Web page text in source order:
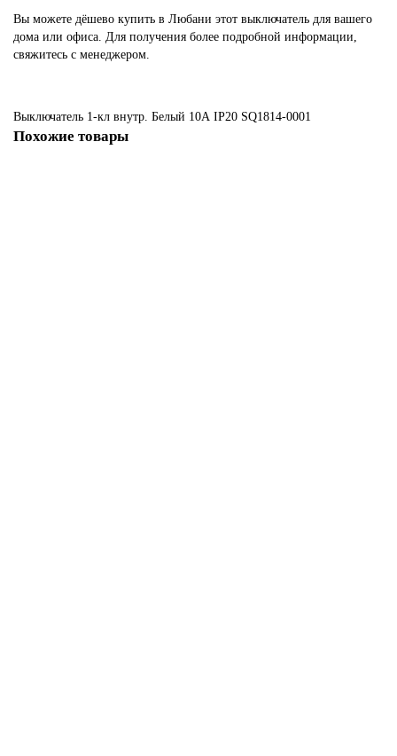
Вы можете дёшево купить в Любани этот выключатель для вашего
дома или офиса. Для получения более подробной информации,
свяжитесь с менеджером.
Выключатель 1-кл внутр. Белый 10А IP20 SQ1814-0001
Похожие товары